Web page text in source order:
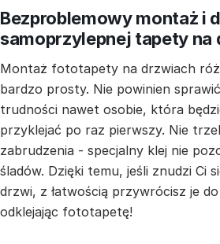
Bezproblemowy montaż i
samoprzylepnej tapety na
Montaż fototapety na drzwiach
bardzo prosty. Nie powinien
trudności nawet osobie, która
przyklejać po raz pierwszy. Nie
zabrudzenia - specjalny klej nie
śladów. Dzięki temu, jeśli znudzi Ci
drzwi, z łatwością przywrócisz je
odklejając fototapetę!